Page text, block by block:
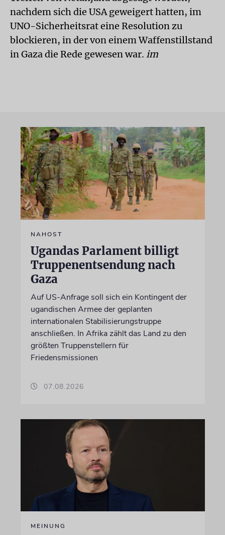
nachdem sich die USA geweigert hatten, im
UNO-Sicherheitsrat eine Resolution zu
blockieren, in der von einem Waffenstillstand
in Gaza die Rede gewesen war. im
NAHOST
Ugandas Parlament billigt
Truppenentsendung nach
Gaza
Auf US-Anfrage soll sich ein Kontingent der
ugandischen Armee der geplanten
internationalen Stabilisierungstruppe
anschließen. In Afrika zählt das Land zu den
größten Truppenstellern für
Friedensmissionen
07.08.2026
MEINUNG